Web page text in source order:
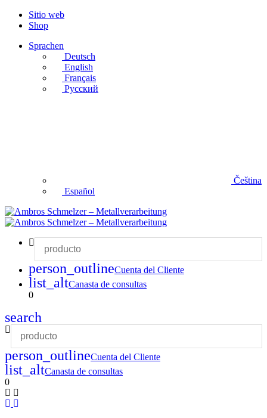
Sitio web
Shop
Sprachen
Deutsch
English
Français
Русский
Čeština
Español
person_outlineCuenta del Cliente
list_altCanasta de consultas
0
search
person_outlineCuenta del Cliente
list_altCanasta de consultas
0